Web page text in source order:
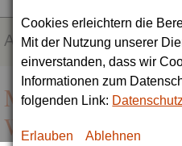
Cookies erleichtern die
Mit der Nutzung unserer
einverstanden, dass wir
Informationen zum
folgenden Link: Datenschutz
Erlauben Ablehnen
AKTUELLES
Medizin, Medien,
Wissenschaftsrat